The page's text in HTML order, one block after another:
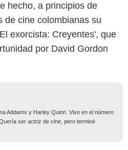
hecho, a principios de
de cine colombianas su
exorcista: Creyentes', que
por David Gordon
Addams y Harley Quinn. Vivo en el número
ser actriz de cine, pero terminé